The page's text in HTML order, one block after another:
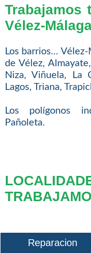
Trabajamos
Vélez-
Los barrios...
de Vélez,
Niza, Viñuela, La
Lagos, Triana,
Los polígonos
Pañoleta.
Reparacion